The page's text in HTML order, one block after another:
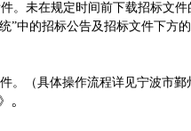
件。未在规定时间前下载招标文
”中的招标公告及招标文件下方
。（具体操作流程详见宁波市鄞
。